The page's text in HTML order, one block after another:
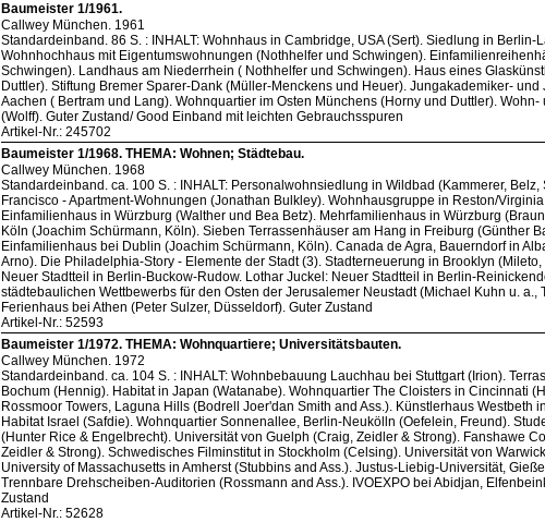
Baumeister 1/1961.
Callwey München. 1961
Standardeinband. 86 S. : INHALT: Wohnhaus in Cambridge, USA (Sert). Siedlung in Berlin-
Wohnhochhaus mit Eigentumswohnungen (Nothhelfer und Schwingen).
Schwingen). Landhaus am Niederrhein ( Nothhelfer und Schwingen). Haus eines
Duttler). Stiftung Bremer Sparer-Dank (Müller-Menckens und Heuer). Jungakademiker-
Aachen ( Bertram und Lang). Wohnquartier im Osten Münchens (Horny und Duttler).
(Wolff). Guter Zustand/ Good Einband mit leichten Gebrauchsspuren
Artikel-Nr.: 245702
Baumeister 1/1968. THEMA: Wohnen; Städtebau.
Callwey München. 1968
Standardeinband. ca. 100 S. : INHALT: Personalwohnsiedlung in Wildbad (Kammerer, Belz,
Francisco - Apartment-Wohnungen (Jonathan Bulkley). Wohnhausgruppe in Reston/
Einfamilienhaus in Würzburg (Walther und Bea Betz). Mehrfamilienhaus in Würzburg
Köln (Joachim Schürmann, Köln). Sieben Terrassenhäuser am Hang in Freiburg (Günther
Einfamilienhaus bei Dublin (Joachim Schürmann, Köln). Canada de Agra, Bauerndorf in
Arno). Die Philadelphia-Story - Elemente der Stadt (3). Stadterneuerung in Brooklyn
Neuer Stadtteil in Berlin-Buckow-Rudow. Lothar Juckel: Neuer Stadtteil in Berlin-
städtebaulichen Wettbewerbs für den Osten der Jerusalemer Neustadt (Michael Kuhn u. a.,
Ferienhaus bei Athen (Peter Sulzer, Düsseldorf). Guter Zustand
Artikel-Nr.: 52593
Baumeister 1/1972. THEMA: Wohnquartiere; Universitätsbauten.
Callwey München. 1972
Standardeinband. ca. 104 S. : INHALT: Wohnbebauung Lauchhau bei Stuttgart (Irion).
Bochum (Hennig). Habitat in Japan (Watanabe). Wohnquartier The Cloisters in Cincinnati
Rossmoor Towers, Laguna Hills (Bodrell Joer'dan Smith and Ass.). Künstlerhaus Westbeth
Habitat Israel (Safdie). Wohnquartier Sonnenallee, Berlin-Neukölln (Oefelein, Freund).
(Hunter Rice & Engelbrecht). Universität von Guelph (Craig, Zeidler & Strong). Fanshawe
Zeidler & Strong). Schwedisches Filminstitut in Stockholm (Celsing). Universität von
University of Massachusetts in Amherst (Stubbins and Ass.). Justus-Liebig-Universität,
Trennbare Drehscheiben-Auditorien (Rossmann and Ass.). IVOEXPO bei Abidjan,
Zustand
Artikel-Nr.: 52628